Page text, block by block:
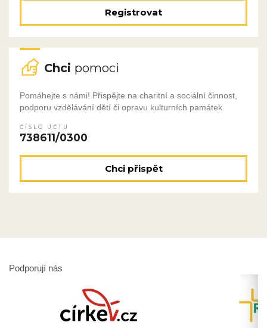
Registrovat
Chci pomoci
Pomáhejte s námi! Přispějte na charitní a sociální činnost,
podporu vzdělávání dětí či opravu kulturních památek.
ČÍSLO ÚČTU
738611/0300
Chci přispět
Podporují nás